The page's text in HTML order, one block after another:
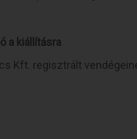
a kiállításra
Kft. regisztrált